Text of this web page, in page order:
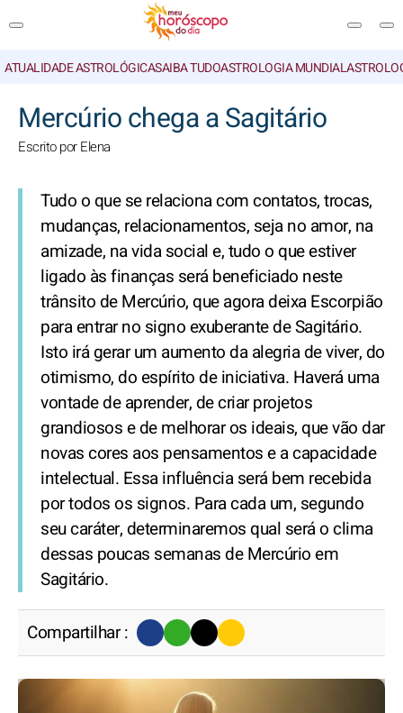
ATUALIDADE ASTROLÓGICASAIBA TUDOASTROLOGIA MUNDIAL
Mercúrio chega a Sagitário
Escrito por Elena
Tudo o que se relaciona com contatos, trocas,
mudanças, relacionamentos, seja no amor, na
amizade, na vida social e, tudo o que estiver
ligado às finanças será beneficiado neste
trânsito de Mercúrio, que agora deixa Escorpião
para entrar no signo exuberante de Sagitário.
Isto irá gerar um aumento da alegria de viver, do
otimismo, do espírito de iniciativa. Haverá uma
vontade de aprender, de criar projetos
grandiosos e de melhorar os ideais, que vão dar
novas cores aos pensamentos e a capacidade
intelectual. Essa influência será bem recebida
por todos os signos. Para cada um, segundo
seu caráter, determinaremos qual será o clima
dessas poucas semanas de Mercúrio em
Sagitário.
Compartilhar :